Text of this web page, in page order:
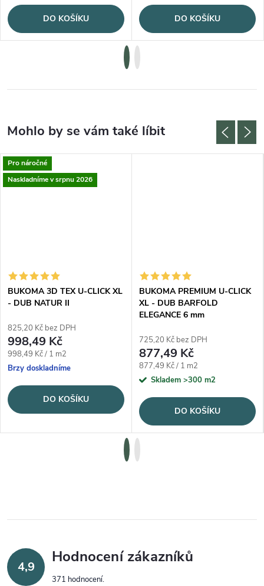
DO KOŠÍKU DO KOŠÍKU
Pro náročné
Naskladníme v srpnu 2026
BUKOMA 3D TEX U-CLICK XL
- DUB NATUR II
825,20 Kč bez DPH
998,49 Kč
Měrná cena:
998,49 Kč / 1 m2
Brzy doskladníme
DO KOŠÍKU
BUKOMA PREMIUM U-CLICK
XL - DUB BARFOLD
ELEGANCE 6 mm
725,20 Kč bez DPH
877,49 Kč
Měrná cena:
877,49 Kč / 1 m2
Skladem >300 m2
DO KOŠÍKU
4,9
Hodnocení zákazníků
371 hodnocení